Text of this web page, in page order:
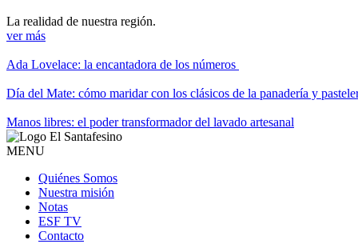
La realidad de nuestra región.
ver más
Ada Lovelace: la encantadora de los números
Día del Mate: cómo maridar con los clásicos de la panadería y
Manos libres: el poder transformador del lavado artesanal
MENU
Quiénes Somos
Nuestra misión
Notas
ESF TV
Contacto